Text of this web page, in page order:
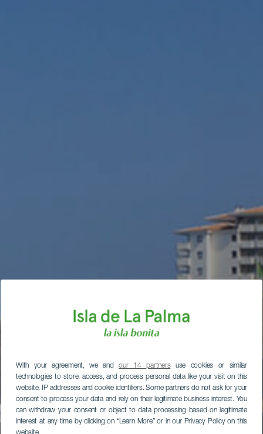
With your agreement, we andour 14 partnersuse cookies or similar
technologies to store, access, and process personal data like your visit on this
website, IP addresses and cookie identifiers. Some partners do not ask for your
consent to process your data and rely on their legitimate business interest. You
can withdraw your consent or object to data processing based on legitimate
interest at any time by clicking on “Learn More” or in our Privacy Policy on this